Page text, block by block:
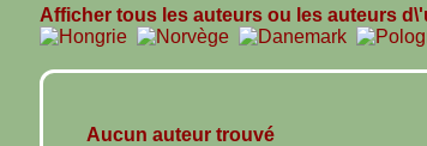
Afficher tous les auteurs ou les auteurs
Aucun auteur trouvé